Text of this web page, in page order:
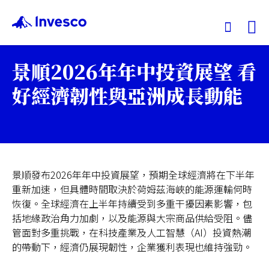
我們的基金
服務中心
永續專區
景順2026年年中投資展望 看
好經濟韌性與亞洲成長動能
景順發布2026年年中投資展望，預期全球經濟將在下半年
重新加速，但具體時間取決於荷姆茲海峽的能源運輸何時
恢復。全球經濟在上半年持續受到多重干擾因素影響，包
括地緣政治角力加劇，以及能源與大宗商品供給受阻。儘
管面對多重挑戰，在科技產業及人工智慧（AI）投資熱潮
的帶動下，經濟仍展現韌性，企業獲利表現也維持強勁。